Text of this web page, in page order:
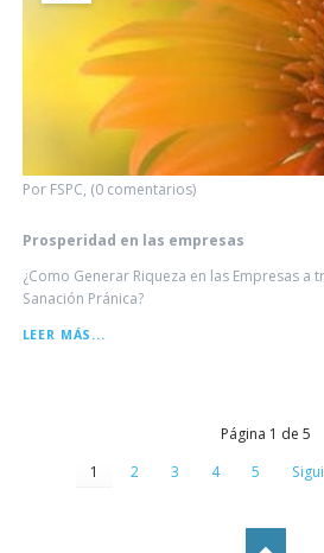
Por FSPC, (0 comentarios)
Prosperidad en las empresas
¿Como Generar Riqueza en las Empresas a
Sanación Pránica?
LEER MÁS...
Página 1 de 5
1
2 3 4 5